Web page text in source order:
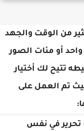
من الوقت والجهد
أو مئات الصور
لك أختيار
تم العمل على
في نفس